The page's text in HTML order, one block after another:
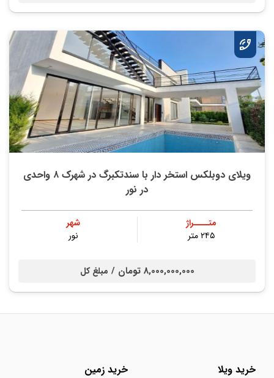
ویلای دوبلکس استخر دار با سندتکبرگ در شهرک ۸ واحدی
در نور
متــــراژ
۲۴۵ متر
شهر
نور
8,000,000,000 تومان / مبلغ کل
خرید ویلا خرید زمین